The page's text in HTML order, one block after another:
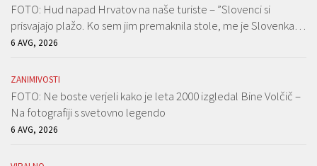
FOTO: Hud napad Hrvatov na naše turiste – ”Slovenci si
prisvajajo plažo. Ko sem jim premaknila stole, me je Slovenka…
6 AVG, 2026
ZANIMIVOSTI
FOTO: Ne boste verjeli kako je leta 2000 izgledal Bine Volčič –
Na fotografiji s svetovno legendo
6 AVG, 2026